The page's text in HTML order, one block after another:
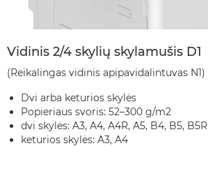
Vidinis 2/4 skylių skylamušis D1
(Reikalingas vidinis apipavidalintuvas N1)
Dvi arba keturios skylės
Popieriaus svoris: 52–300 g/m2
dvi skylės: A3, A4, A4R, A5, B4, B5, B5R
keturios skylės: A3, A4